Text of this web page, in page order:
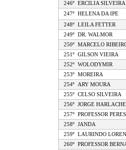
246º
ERCILIA SILVEIRA
247º
HELENA DA IPE
248º
LEILA FETTER
249º
DR. WALMOR
250º
MARCELO
251º
GILSON VIEIRA
252º
WOLODYMIR
253º
MOREIRA
254º
ARY MOURA
255º
CELSO SILVEIRA
256º
JORGE
257º
PROFESSOR PERES
258º
JANDA
259º
LAURINDO
260º
PROFESSOR